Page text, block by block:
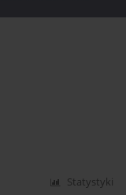
Statystyki